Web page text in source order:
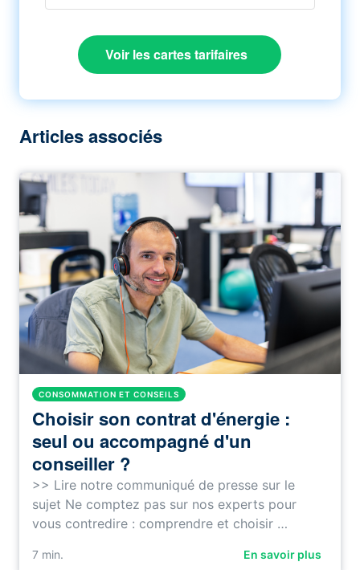
Voir les cartes tarifaires
Articles associés
CONSOMMATION ET CONSEILS
Choisir son contrat d'énergie :
seul ou accompagné d'un
conseiller ?
>> Lire notre communiqué de presse sur le
sujet Ne comptez pas sur nos experts pour
vous contredire : comprendre et choisir …
7 min. En savoir plus